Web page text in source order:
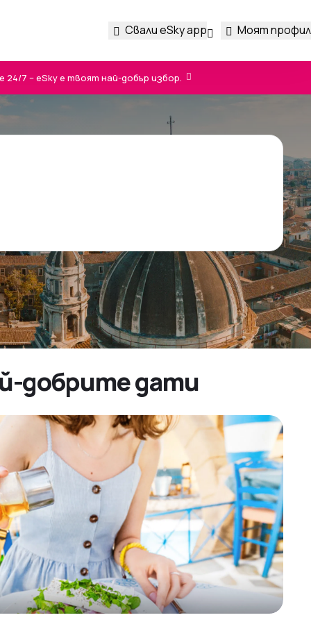
Свали eSky app Моят профил
7 – eSky е твоят най-добър избор.
добрите дати